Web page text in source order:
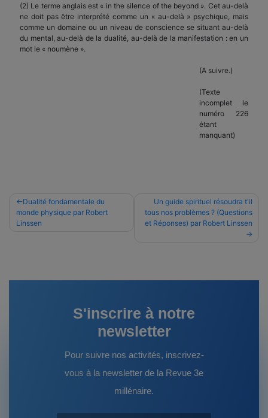
(2) Le terme anglais est « in the silence of the beyond ». Cet au-delà
ne doit pas être interprété comme un « au-delà » psychique, mais
comme un domaine ou un niveau de conscience se situant au-delà
du mental, au-delà de la dualité, au-delà de la manifestation : en un
mot le « noumène ».
(A suivre.)
(Texte
incomplet le
numéro 226
étant
manquant)
Navigation
de
Dualité fondamentale du
monde physique par Robert
Linssen
Un guide spirituel résoudra t'il
tous nos problèmes ? (Questions
et Réponses) par Robert Linssen
S'inscrire à notre
newsletter
Pour suivre nos activités, inscrivez-
vous à la newsletter de la Revue 3e
millénaire.